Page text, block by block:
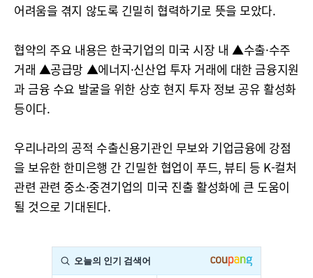
어려움을 겪지 않도록 긴밀히 협력하기로 뜻을 모았다.
협약의 주요 내용은 한국기업의 미국 시장 내 ▲수출·수주
거래 ▲공급망 ▲에너지·신산업 투자 거래에 대한 금융지원
과 금융 수요 발굴을 위한 상호 현지 투자 정보 공유 활성화
등이다.
우리나라의 공적 수출신용기관인 무보와 기업금융에 강점
을 보유한 한미은행 간 긴밀한 협업이 푸드, 뷰티 등 K-컬처
관련 관련 중소·중견기업의 미국 진출 활성화에 큰 도움이
될 것으로 기대된다.